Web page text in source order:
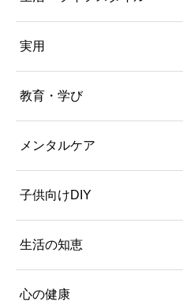
実用
教育・学び
メンタルケア
子供向けDIY
生活の知恵
心の健康